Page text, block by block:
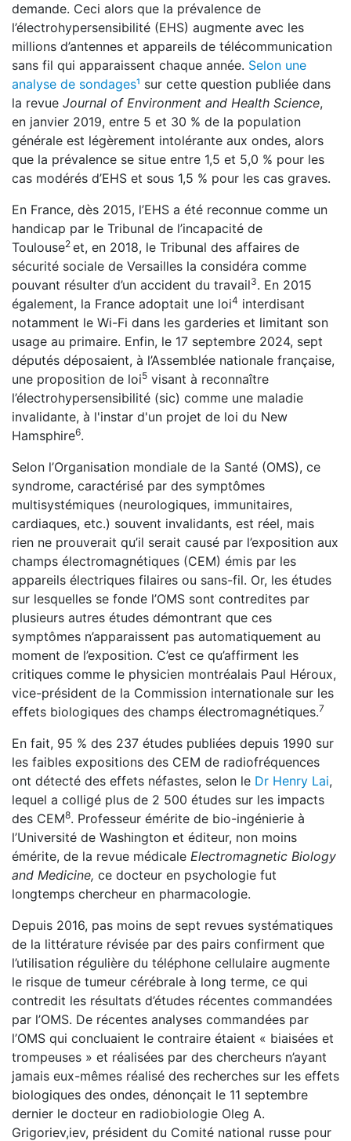
demande. Ceci alors que la prévalence de
l’électrohypersensibilité (EHS) augmente avec les
millions d’antennes et appareils de télécommunication
sans fil qui apparaissent chaque année. Selon une
analyse de sondages¹ sur cette question publiée dans
la revue Journal of Environment and Health Science,
en janvier 2019, entre 5 et 30 % de la population
générale est légèrement intolérante aux ondes, alors
que la prévalence se situe entre 1,5 et 5,0 % pour les
cas modérés d’EHS et sous 1,5 % pour les cas graves.
En France, dès 2015, l’EHS a été reconnue comme un
handicap par le Tribunal de l’incapacité de
Toulouse2 et, en 2018, le Tribunal des affaires de
sécurité sociale de Versailles la considéra comme
pouvant résulter d’un accident du travail3. En 2015
également, la France adoptait une loi4 interdisant
notamment le Wi-Fi dans les garderies et limitant son
usage au primaire. Enfin, le 17 septembre 2024, sept
députés déposaient, à l’Assemblée nationale française,
une proposition de loi5 visant à reconnaître
l’électrohypersensibilité (sic) comme une maladie
invalidante, à l'instar d'un projet de loi du New
Hamsphire6.
Selon l’Organisation mondiale de la Santé (OMS), ce
syndrome, caractérisé par des symptômes
multisystémiques (neurologiques, immunitaires,
cardiaques, etc.) souvent invalidants, est réel, mais
rien ne prouverait qu’il serait causé par l’exposition aux
champs électromagnétiques (CEM) émis par les
appareils électriques filaires ou sans-fil. Or, les études
sur lesquelles se fonde l’OMS sont contredites par
plusieurs autres études démontrant que ces
symptômes n’apparaissent pas automatiquement au
moment de l’exposition. C’est ce qu’affirment les
critiques comme le physicien montréalais Paul Héroux,
vice-président de la Commission internationale sur les
effets biologiques des champs électromagnétiques.7
En fait, 95 % des 237 études publiées depuis 1990 sur
les faibles expositions des CEM de radiofréquences
ont détecté des effets néfastes, selon le Dr Henry Lai,
lequel a colligé plus de 2 500 études sur les impacts
des CEM8. Professeur émérite de bio-ingénierie à
l’Université de Washington et éditeur, non moins
émérite, de la revue médicale Electromagnetic Biology
and Medicine, ce docteur en psychologie fut
longtemps chercheur en pharmacologie.
Depuis 2016, pas moins de sept revues systématiques
de la littérature révisée par des pairs confirment que
l’utilisation régulière du téléphone cellulaire augmente
le risque de tumeur cérébrale à long terme, ce qui
contredit les résultats d’études récentes commandées
par l’OMS. De récentes analyses commandées par
l’OMS qui concluaient le contraire étaient « biaisées et
trompeuses » et réalisées par des chercheurs n’ayant
jamais eux-mêmes réalisé des recherches sur les effets
biologiques des ondes, dénonçait le 11 septembre
dernier le docteur en radiobiologie Oleg A.
Grigoriev,iev, président du Comité national russe pour